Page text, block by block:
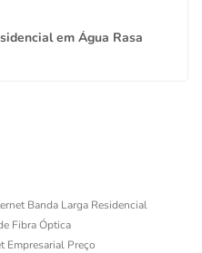
em Água Rasa
Banda Larga Residencial
Fibra Óptica
Empresarial Preço